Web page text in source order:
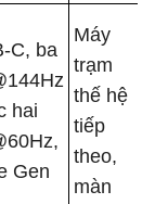
C, ba
hai
Gen
Máy
trạm
thế hệ
tiếp
theo,
màn